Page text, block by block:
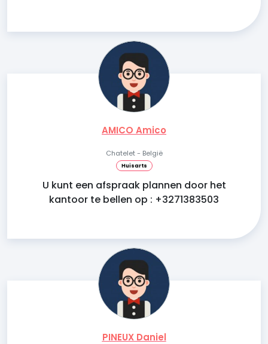
AMICO Amico
Chatelet - België
Huisarts
U kunt een afspraak plannen door het
kantoor te bellen op : +3271383503
PINEUX Daniel